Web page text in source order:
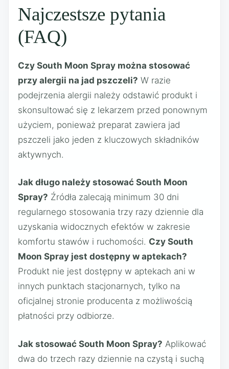
Najczestsze pytania
(FAQ)
Czy South Moon Spray można stosować
przy alergii na jad pszczeli? W razie
podejrzenia alergii należy odstawić produkt i
skonsultować się z lekarzem przed ponownym
użyciem, ponieważ preparat zawiera jad
pszczeli jako jeden z kluczowych składników
aktywnych.
Jak długo należy stosować South Moon
Spray? Źródła zalecają minimum 30 dni
regularnego stosowania trzy razy dziennie dla
uzyskania widocznych efektów w zakresie
komfortu stawów i ruchomości. Czy South
Moon Spray jest dostępny w aptekach?
Produkt nie jest dostępny w aptekach ani w
innych punktach stacjonarnych, tylko na
oficjalnej stronie producenta z możliwością
płatności przy odbiorze.
Jak stosować South Moon Spray? Aplikować
dwa do trzech razy dziennie na czystą i suchą